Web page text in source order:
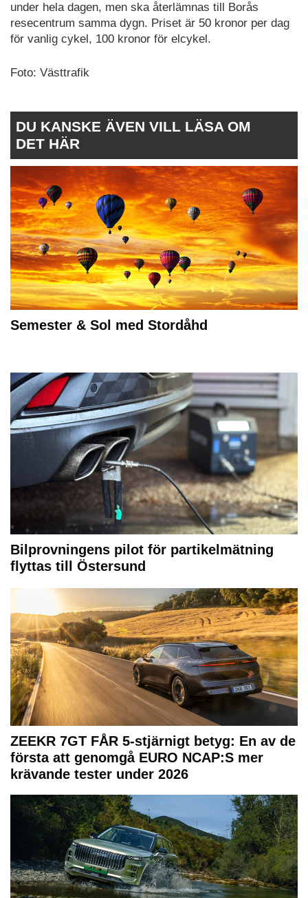
under hela dagen, men ska återlämnas till Borås
resecentrum samma dygn. Priset är 50 kronor per dag
för vanlig cykel, 100 kronor för elcykel.
Foto: Västtrafik
DU KANSKE ÄVEN VILL LÄSA OM
DET HÄR
Semester & Sol med Stordåhd
Bilprovningens pilot för partikelmätning
flyttas till Östersund
ZEEKR 7GT FÅR 5-stjärnigt betyg: En av de
första att genomgå EURO NCAP:S mer
krävande tester under 2026